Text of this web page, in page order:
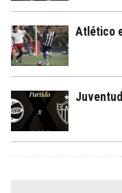
Atlético